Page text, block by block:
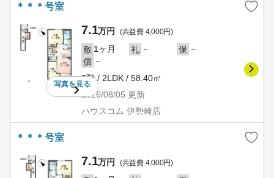
＊＊＊号室
写真を見る
7.1万円 (共益費 4,000円)
敷 1ヶ月 礼 － 保 －
償 －
2階 / 2LDK / 58.40㎡
2026/08/05 更新
ハウスコム 伊勢崎店
＊＊＊号室
7.1万円 (共益費 4,000円)